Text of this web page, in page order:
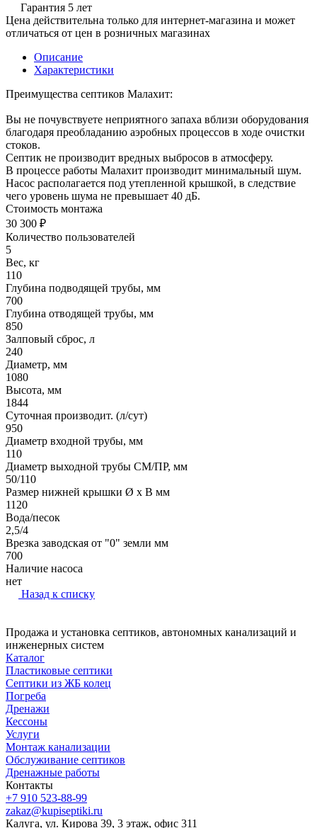
Гарантия 5 лет
Цена действительна только для интернет-магазина и может
отличаться от цен в розничных магазинах
Описание
Характеристики
Преимущества септиков Малахит:
Вы не почувствуете неприятного запаха вблизи оборудования
благодаря преобладанию аэробных процессов в ходе очистки
стоков.
Септик не производит вредных выбросов в атмосферу.
В процессе работы Малахит производит минимальный шум.
Насос располагается под утепленной крышкой, в следствие
чего уровень шума не превышает 40 дБ.
Стоимость монтажа
30 300 ₽
Количество пользователей
5
Вес, кг
110
Глубина подводящей трубы, мм
700
Глубина отводящей трубы, мм
850
Залповый сброс, л
240
Диаметр, мм
1080
Высота, мм
1844
Суточная производит. (л/сут)
950
Диаметр входной трубы, мм
110
Диаметр выходной трубы СМ/ПР, мм
50/110
Размер нижней крышки Ø х В мм
1120
Вода/песок
2,5/4
Врезка заводская от "0" земли мм
700
Наличие насоса
нет
Назад к списку
Продажа и установка септиков, автономных канализаций и
инженерных систем
Каталог
Пластиковые септики
Септики из ЖБ колец
Погреба
Дренажи
Кессоны
Услуги
Монтаж канализации
Обслуживание септиков
Дренажные работы
Контакты
+7 910 523-88-99
zakaz@kupiseptiki.ru
Калуга, ул. Кирова 39, 3 этаж, офис 311